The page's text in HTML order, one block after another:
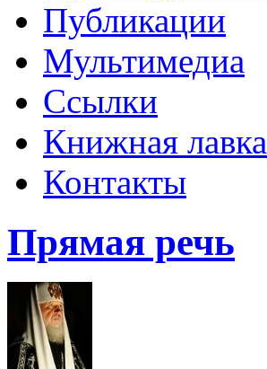
Публикации
Мультимедиа
Ссылки
Книжная лавка
Контакты
Прямая речь